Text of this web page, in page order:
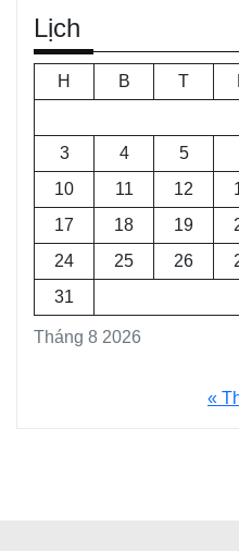
Lịch
Tháng 8 2026
H B T
3
4 5
10
11 12
17
18 19
24
25 26
31
«